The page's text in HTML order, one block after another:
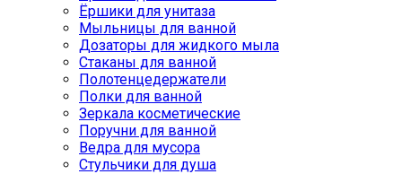
Ёршики для унитаза
Мыльницы для ванной
Дозаторы для жидкого мыла
Стаканы для ванной
Полотенцедержатели
Полки для ванной
Зеркала косметические
Поручни для ванной
Ведра для мусора
Стульчики для душа